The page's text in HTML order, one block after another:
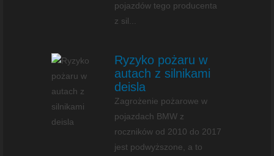
pojazdów tego producenta
z sil...
Ryzyko pożaru w
autach z silnikami
deisla
Zagrożenie pożarowe w
pojazdach BMW z
roczników od 2010 do 2017
jest podwyższone, a to